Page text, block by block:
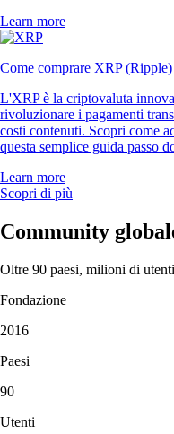
Learn more
Come comprare XRP
L'XRP è la criptovaluta
rivoluzionare i pagamenti
costi contenuti. Scopri come
questa semplice guida passo
Learn more
Scopri di più
Community
Oltre 90 paesi, milioni di utenti
Fondazione
2016
Paesi
90
Utenti